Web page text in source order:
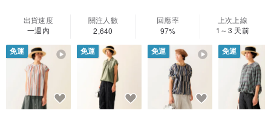
出貨速度
一週內
關注人數
2,640
回應率
97%
上次上線
1～3 天前
免運 免運 免運 免運